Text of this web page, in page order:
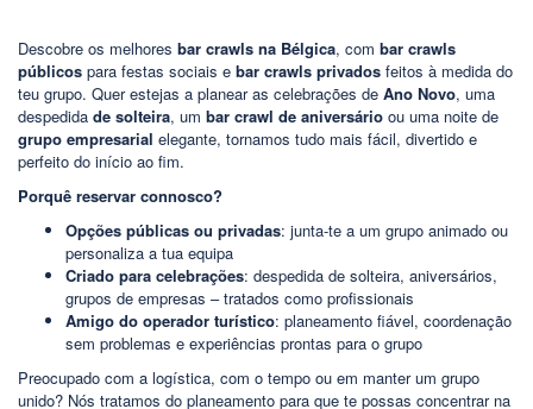
Descobre os melhores bar crawls na Bélgica, com bar crawls
públicos para festas sociais e bar crawls privados feitos à medida do
teu grupo. Quer estejas a planear as celebrações de Ano Novo, uma
despedida de solteira, um bar crawl de aniversário ou uma noite de
grupo empresarial elegante, tornamos tudo mais fácil, divertido e
perfeito do início ao fim.
Porquê reservar connosco?
Opções públicas ou privadas: junta-te a um grupo animado ou
personaliza a tua equipa
Criado para celebrações: despedida de solteira, aniversários,
grupos de empresas – tratados como profissionais
Amigo do operador turístico: planeamento fiável, coordenação
sem problemas e experiências prontas para o grupo
Preocupado com a logística, com o tempo ou em manter um grupo
unido? Nós tratamos do planeamento para que te possas concentrar na